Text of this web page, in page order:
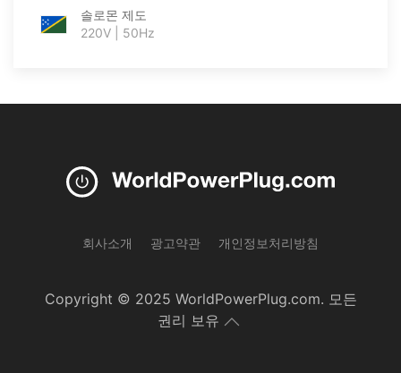
솔로몬 제도
220V | 50Hz
회사소개 광고약관 개인정보처리방침
Copyright © 2025 WorldPowerPlug.com. 모든
권리 보유